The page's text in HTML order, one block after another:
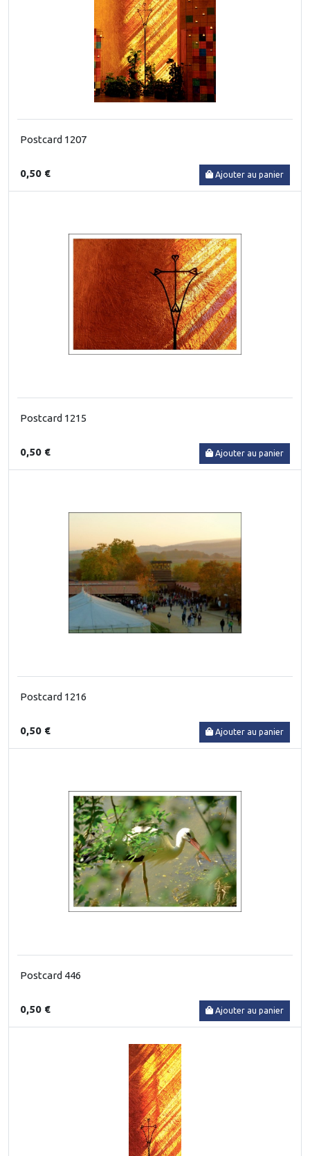
Postcard 1207
0,50 € Ajouter au panier
Postcard 1215
0,50 € Ajouter au panier
Postcard 1216
0,50 € Ajouter au panier
Postcard 446
0,50 € Ajouter au panier